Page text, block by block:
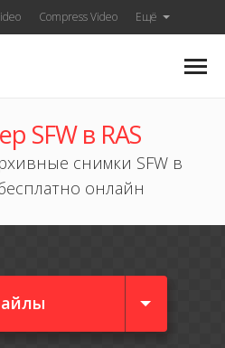
Compress Video Ещё
SFW в RAS
снимки SFW в
онлайн